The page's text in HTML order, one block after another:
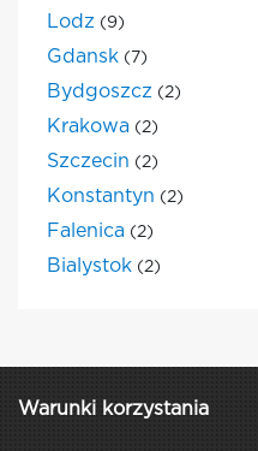
Lodz (9)
Gdansk (7)
Bydgoszcz (2)
Krakowa (2)
Szczecin (2)
Konstantyn (2)
Falenica (2)
Bialystok (2)
Warunki korzystania